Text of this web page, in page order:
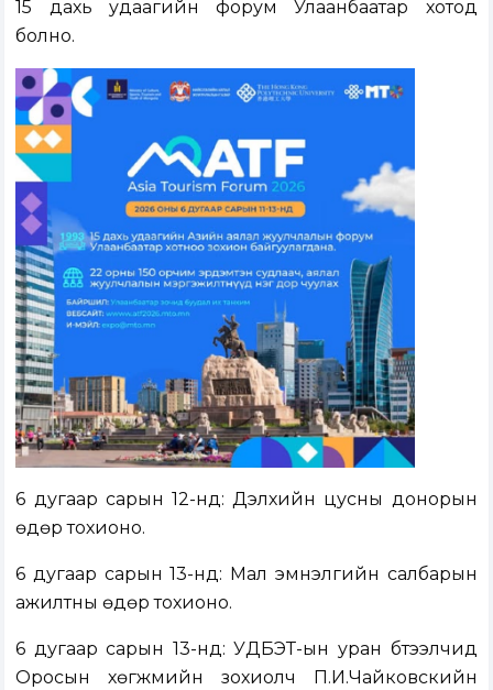
15 дахь удаагийн форум Улаанбаатар хотод
болно.
6 дугаар сарын 12-нд: Дэлхийн цусны донорын
өдөр тохионо.
6 дугаар сарын 13-нд: Мал эмнэлгийн салбарын
ажилтны өдөр тохионо.
6 дугаар сарын 13-нд: УДБЭТ-ын уран бүтээлчид
Оросын хөгжмийн зохиолч П.И.Чайковскийн